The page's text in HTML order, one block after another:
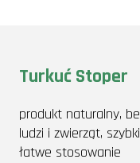
Turkuć Stoper
produkt naturalny,
ludzi i zwierząt,
łatwe stosowanie